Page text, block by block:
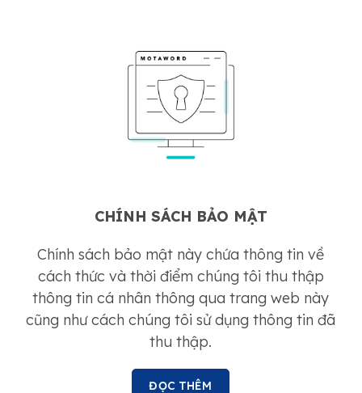
CHÍNH SÁCH BẢO MẬT
Chính sách bảo mật này chứa thông tin về
cách thức và thời điểm chúng tôi thu thập
thông tin cá nhân thông qua trang web này
cũng như cách chúng tôi sử dụng thông tin đã
thu thập.
ĐỌC THÊM